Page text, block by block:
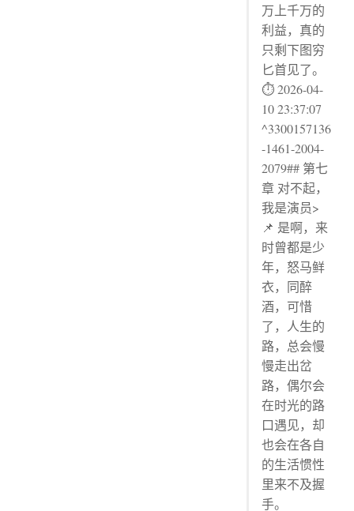
万上千万的
利益，真的
只剩下图穷
匕首见了。
⏱ 2026-04-
10 23:37:07
^3300157136
-1461-2004-
2079## 第七
章 对不起，
我是演员>
📌 是啊，来
时曾都是少
年，怒马鲜
衣，同醉
酒，可惜
了，人生的
路，总会慢
慢走出岔
路，偶尔会
在时光的路
口遇见，却
也会在各自
的生活惯性
里来不及握
手。